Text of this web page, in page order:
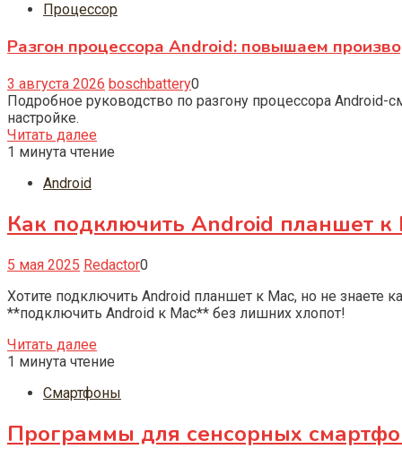
Процессор
Разгон процессора Android: повышаем
3 августа 2026 boschbattery0
Подробное руководство по разгону процессора Android-
настройке.
Читать далее
1 минута чтение
Android
Как подключить Android планшет к
5 мая 2025 Redactor0
Хотите подключить Android планшет к Mac, но не знаете
**подключить Android к Mac** без лишних хлопот!
Читать далее
1 минута чтение
Смартфоны
Программы для сенсорных